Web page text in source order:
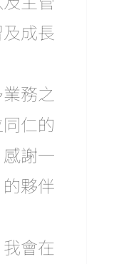
成長
務之
仁的
謝一
夥伴
會在